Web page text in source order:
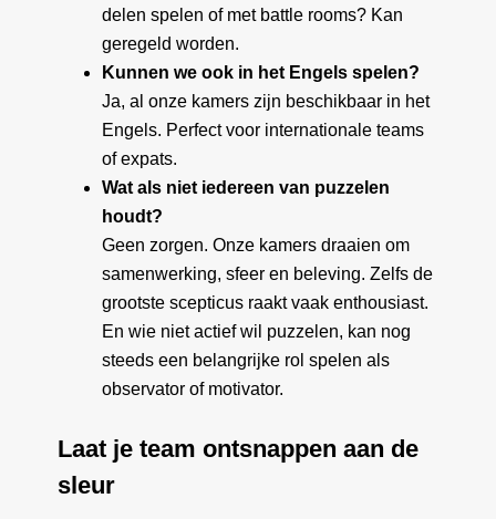
delen spelen of met battle rooms? Kan
geregeld worden.
Kunnen we ook in het Engels spelen?
Ja, al onze kamers zijn beschikbaar in het
Engels. Perfect voor internationale teams
of expats.
Wat als niet iedereen van puzzelen
houdt?
Geen zorgen. Onze kamers draaien om
samenwerking, sfeer en beleving. Zelfs de
grootste scepticus raakt vaak enthousiast.
En wie niet actief wil puzzelen, kan nog
steeds een belangrijke rol spelen als
observator of motivator.
Laat je team ontsnappen aan de
sleur